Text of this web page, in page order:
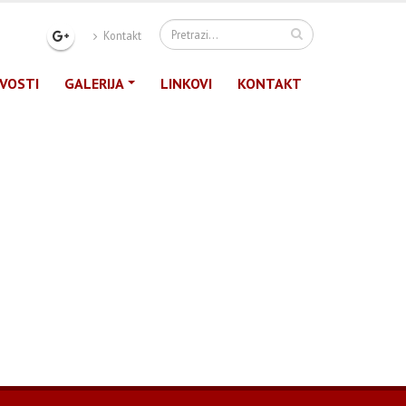
Kontakt
GALERIJA LINKOVI KONTAKT